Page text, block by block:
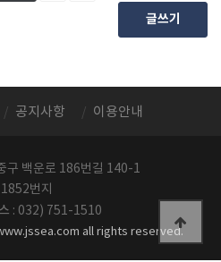
글쓰기
공지사항 이용안내
구 백운로 186번길 140-1
번지
: 032) 751-1510
all rights reserved.